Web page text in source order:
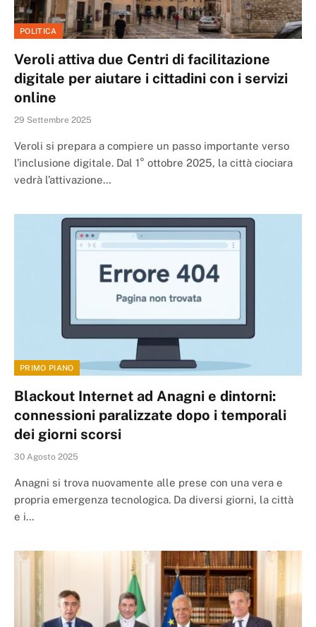
POLITICA
Veroli attiva due Centri di facilitazione
digitale per aiutare i cittadini con i servizi
online
29 Settembre 2025
Veroli si prepara a compiere un passo importante verso
l’inclusione digitale. Dal 1° ottobre 2025, la città ciociara
vedrà l’attivazione…
PRIMO PIANO
Blackout Internet ad Anagni e dintorni:
connessioni paralizzate dopo i temporali
dei giorni scorsi
30 Agosto 2025
Anagni si trova nuovamente alle prese con una vera e
propria emergenza tecnologica. Da diversi giorni, la città
e i…